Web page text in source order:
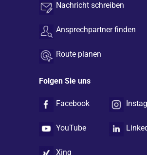
Nachricht schreiben
Ansprechpartner finden
Route planen
Folgen Sie uns
Facebook
YouTube
Xing